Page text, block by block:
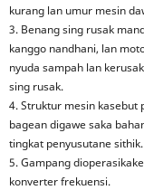
kurang lan umur mesin
3. Benang sing rusak
kanggo nandhani, lan
nyuda sampah lan
sing rusak.
4. Struktur mesin kasebut
bagean digawe saka
tingkat penyusutane sithik.
5. Gampang
konverter frekuensi.